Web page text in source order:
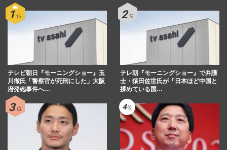
テレビ朝日『モーニングショー』玉
川徹氏「警察官が死刑にした」大阪
府発砲事件へ…
テレ朝『モーニングショー』で弁護
士・猿田佐世氏が「日本ほど中国と
揉めている国…